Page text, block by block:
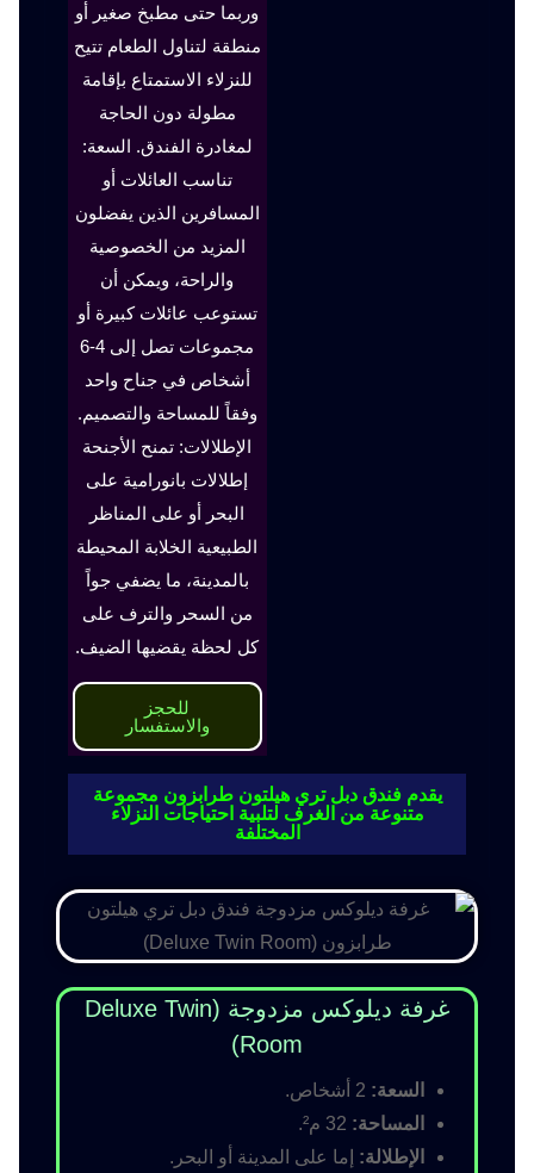
وربما حتى مطبخ صغير أو
منطقة لتناول الطعام تتيح
للنزلاء الاستمتاع بإقامة
مطولة دون الحاجة
لمغادرة الفندق. السعة:
تناسب العائلات أو
المسافرين الذين يفضلون
المزيد من الخصوصية
والراحة، ويمكن أن
تستوعب عائلات كبيرة أو
مجموعات تصل إلى 4-6
أشخاص في جناح واحد
وفقاً للمساحة والتصميم.
الإطلالات: تمنح الأجنحة
إطلالات بانورامية على
البحر أو على المناظر
الطبيعية الخلابة المحيطة
بالمدينة، ما يضفي جواً
من السحر والترف على
كل لحظة يقضيها الضيف.
للحجز
والاستفسار
يقدم فندق دبل تري هيلتون طرابزون مجموعة
متنوعة من الغرف لتلبية احتياجات النزلاء
المختلفة
غرفة ديلوكس مزدوجة (Deluxe Twin
Room)
السعة:
المساحة:
الإطلالة: إما على المدينة أو البحر.